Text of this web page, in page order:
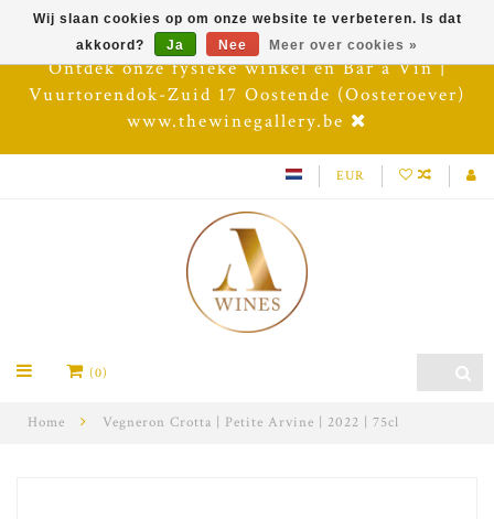
Ontdek onze fysieke winkel en Bar à Vin |
Vuurtorendok-Zuid 17 Oostende (Oosteroever)
www.thewinegallery.be
EUR
(0)
Home Vegneron Crotta | Petite Arvine | 2022 | 75cl
Wij slaan cookies op om onze website te verbeteren. Is dat
akkoord?
Ja Nee Meer over cookies »